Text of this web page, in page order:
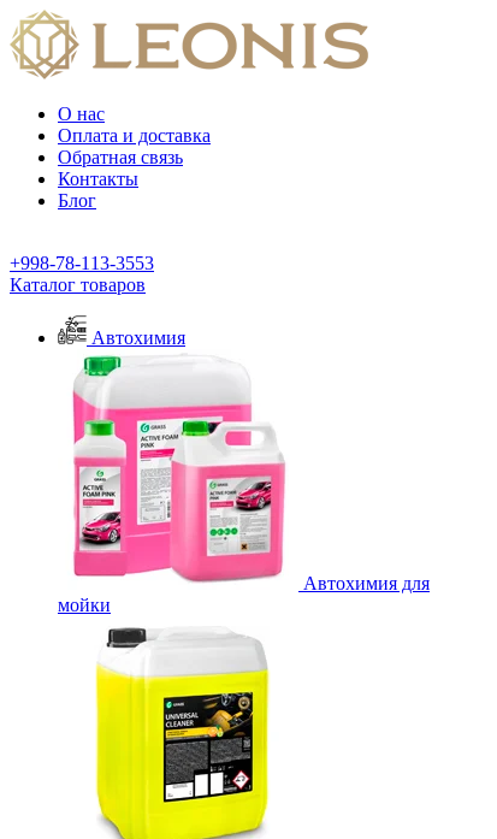
О нас
Оплата и доставка
Обратная связь
Контакты
Блог
+998-78-113-3553
Каталог товаров
Автохимия
Автохимия для
мойки